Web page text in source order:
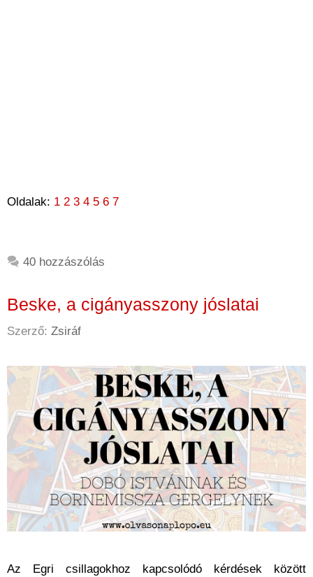
Oldalak: 1 2 3 4 5 6 7
40 hozzászólás
Beske, a cigányasszony jóslatai
Szerző: Zsiráf
Az Egri csillagokhoz kapcsolódó kérdések között